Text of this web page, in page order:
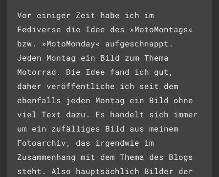
Vor einiger Zeit habe ich im
Fediverse die Idee des »MotoMontags«
bzw. »MotoMonday« aufgeschnappt.
Jeden Montag ein Bild zum Thema
Motorrad. Die Idee fand ich gut,
daher veröffentliche ich seit dem
ebenfalls jeden Montag ein Bild ohne
viel Text dazu. Es handelt sich immer
um ein zufälliges Bild aus meinem
Fotoarchiv, das irgendwie im
Zusammenhang mit dem Thema des Blogs
steht. Also hauptsächlich Bilder der